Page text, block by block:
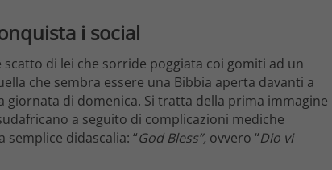
i social
di lei che sorride poggiata coi gomiti ad un
che sembra essere una Bibbia aperta davanti a
giornata di domenica. Si tratta della prima immagine
a seguito di complicazioni mediche
didascalia: “God Bless”, ovvero “Dio vi